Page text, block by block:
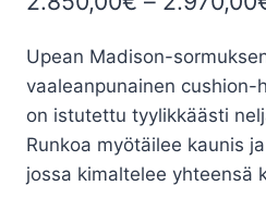
Upean Madison-
vaaleanpunainen
on istutettu tyylikkäästi
Runkoa myötäilee kaunis
jossa kimaltelee yhteensä